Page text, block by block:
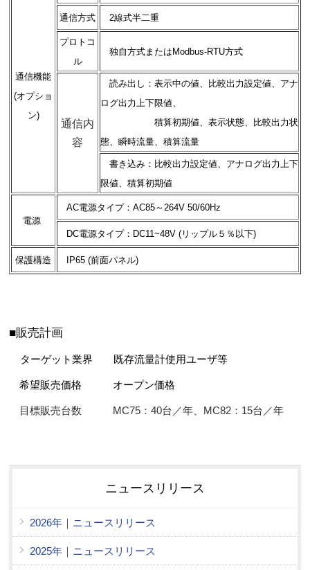
通信機能
(オプショ
ン)
通信方式 2線式半二重
プロトコ
ル
独自方式またはModbus-RTU方式
通信内
容
読み出し：表示中の値、比較出力設定値、アナ
ログ出力上下限値、
積算初期値、表示状態、比較出力状
態、瞬時流量、積算流量
書き込み：比較出力設定値、アナログ出力上下
限値、積算初期値
電源
AC電源タイプ：AC85～264V 50/60Hz
DC電源タイプ：DC11~48V (リップル５％以下)
保護構造 IP65 (前面パネル)
■販売計画
ターゲット業界 既存流量計使用ユーザ等
希望販売価格 オープン価格
目標販売台数 MC75：40台／年、MC82：15台／年
ニュースリリース
2026年｜ニュースリリース
2025年｜ニュースリリース